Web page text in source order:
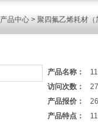
产品中心 > 聚四氟乙烯耗材（
产品名称：
访问次数：
产品报价：
产品特点：